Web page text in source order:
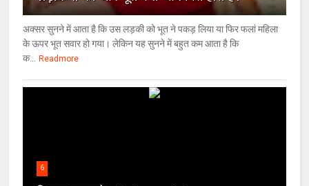
अक्सर सुनने में आता है कि उस लड़की को भूत ने पकड़ लिया या फिर फलां महिला
के ऊपर भूत सवार हो गया। लेकिन यह सुनने में बहुत कम आता है कि
क...
Readmore
6